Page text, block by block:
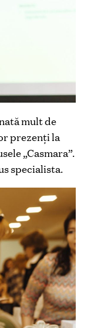
mult de
prezenţi la
„Casmara”.
specialista.